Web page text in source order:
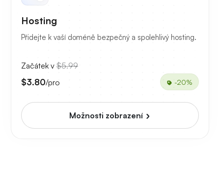
Hosting
Přidejte k vaší doméně bezpečný a spolehlivý hosting.
Začátek v $5.99
$3.80/pro -20%
Možnosti zobrazení